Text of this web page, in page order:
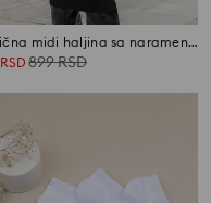
Klasična midi haljina sa naramenicama i viskozom
RSD 899RSD